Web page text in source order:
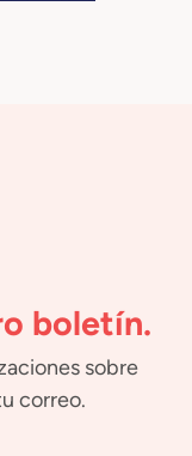
boletín.
sobre
correo.